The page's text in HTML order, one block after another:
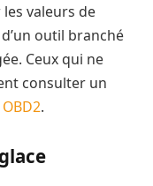
valeurs de
outil branché
Ceux qui ne
consulter un
.